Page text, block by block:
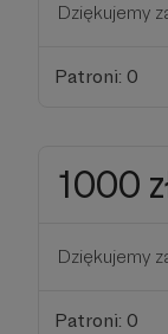
Dziękujemy
Patroni: 0
1000
Dziękujemy
Patroni: 0